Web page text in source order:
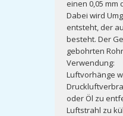
einen 0,05 mm
Dabei wird
entsteht, der
besteht. Der
gebohrten
Verwendung:
Luftvorhänge
oder Öl zu
Luftstrahl zu